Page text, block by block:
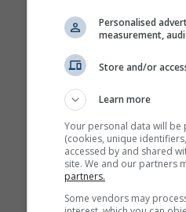
Personalised
measurement,
Store and/or
Learn more
Your personal data will
(cookies, unique
accessed by and shared
site. We and our partners
partners.
Some vendors may